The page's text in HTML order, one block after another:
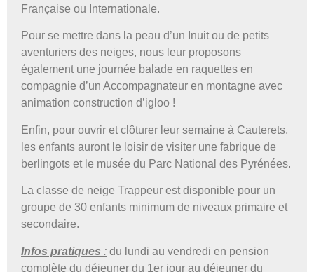
Française ou Internationale.
Pour se mettre dans la peau d’un Inuit ou de petits
aventuriers des neiges, nous leur proposons
également une journée balade en raquettes en
compagnie d’un Accompagnateur en montagne avec
animation construction d’igloo !
Enfin, pour ouvrir et clôturer leur semaine à Cauterets,
les enfants auront le loisir de visiter une fabrique de
berlingots et le musée du Parc National des Pyrénées.
La classe de neige Trappeur est disponible pour un
groupe de 30 enfants minimum de niveaux primaire et
secondaire.
Infos pratiques : du lundi au vendredi en pension
complète du déjeuner du 1er jour au déjeuner du